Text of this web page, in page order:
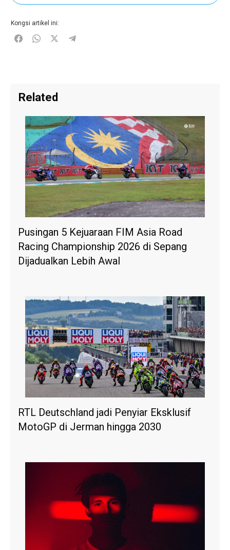
Kongsi artikel ini:
Related
Pusingan 5 Kejuaraan FIM Asia Road
Racing Championship 2026 di Sepang
Dijadualkan Lebih Awal
RTL Deutschland jadi Penyiar Eksklusif
MotoGP di Jerman hingga 2030